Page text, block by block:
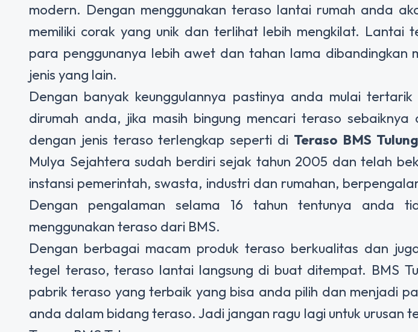
modern. Dengan menggunakan teraso lantai rumah anda
memiliki corak yang unik dan terlihat lebih mengkilat. Lantai
para penggunanya lebih awet dan tahan lama dibandingkan
jenis yang lain.
Dengan banyak keunggulannya pastinya anda mulai tertarik
dirumah anda, jika masih bingung mencari teraso
dengan jenis teraso terlengkap seperti di Teraso BMS
Mulya Sejahtera sudah berdiri sejak tahun 2005 dan telah
instansi pemerintah, swasta, industri dan rumahan,
Dengan pengalaman selama 16 tahun tentunya anda
menggunakan teraso dari BMS.
Dengan berbagai macam produk teraso berkualitas dan
tegel teraso, teraso lantai langsung di buat ditempat. BMS
pabrik teraso yang terbaik yang bisa anda pilih dan menjadi
anda dalam bidang teraso. Jadi jangan ragu lagi untuk urusan